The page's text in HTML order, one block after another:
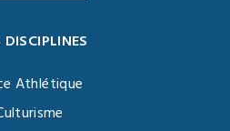
DISCIPLINES
Athlétique